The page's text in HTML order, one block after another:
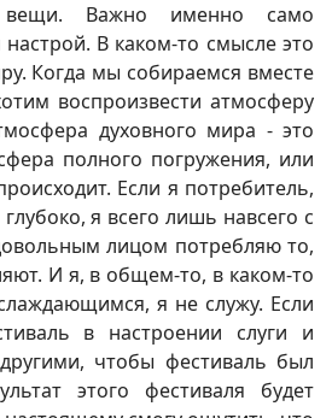
вещи. Важно именно само
В каком-то смысле это
Когда мы собираемся вместе
воспроизвести атмосферу
духовного мира - это
полного погружения, или
Если я потребитель,
я всего лишь навсего с
лицом потребляю то,
И я, в общем-то, в каком-то
я не служу. Если
в настроении слуги и
чтобы фестиваль был
этого фестиваля будет